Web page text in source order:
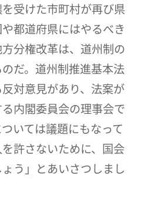
受けた市町村が再び県
都道府県にはやるべき
分権改革は、道州制の
だ。道州制推進基本法
対意見があり、法案が
内閣委員会の理事会で
いては議題にもなって
許さないために、国会
う」とあいさつしまし